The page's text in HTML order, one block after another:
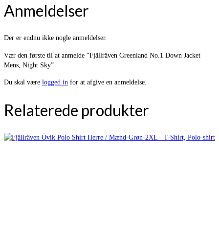
Anmeldelser
Der er endnu ikke nogle anmeldelser.
Vær den første til at anmelde “Fjällräven Greenland No.1 Down Jacket
Mens, Night Sky”
Du skal være logged in for at afgive en anmeldelse.
Relaterede produkter